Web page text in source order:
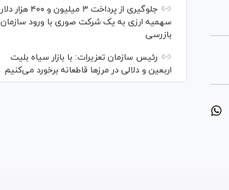
جلوگیری از پرداخت ۳ میلیون و ۴۰۰ هزار دلار
سهمیه ارزی به یک شرکت صوری با ورود سازمان
بازرسی
رئیس سازمان تعزیرات: با بازار سیاه بلیت
اربعین و دلالی در مرز‌ها قاطعانه برخورد می‌کنیم